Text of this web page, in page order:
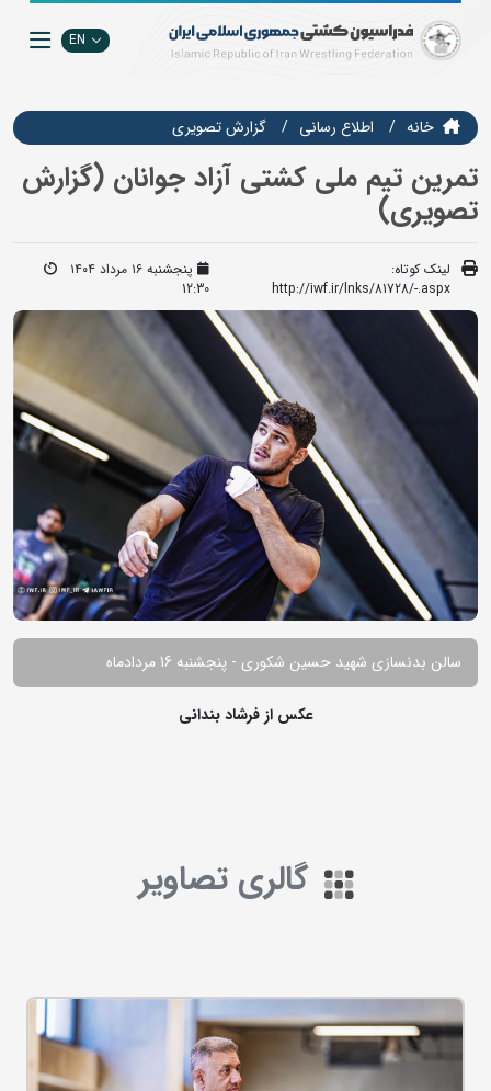
EN
خانه اطلاع رسانی گزارش تصويري
تمرین تیم ملی کشتی آزاد جوانان (گزارش
تصویری)
لینک کوتاه:
http://iwf.ir/lnks/81728/-.aspx
پنجشنبه ۱۶ مرداد ۱۴۰۴
12:30
سالن بدنسازی شهید حسین شکوری - پنجشنبه 16 مردادماه
عکس از فرشاد بندانی
گالری تصاویر